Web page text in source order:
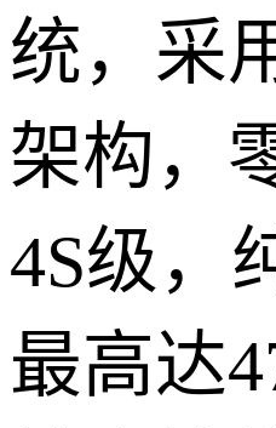
统，采
架构，
4S级，
最高达